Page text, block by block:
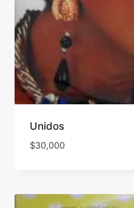
Unidos
$30,000